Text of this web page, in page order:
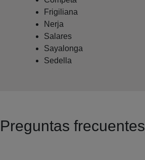
Frigiliana
Nerja
Salares
Sayalonga
Sedella
Preguntas frecuentes